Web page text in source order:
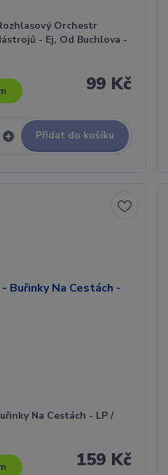
Orchestr
- Ej, Od Buchlova -
99 Kč
Přidat do košíku
Na Cestách - LP /
159 Kč